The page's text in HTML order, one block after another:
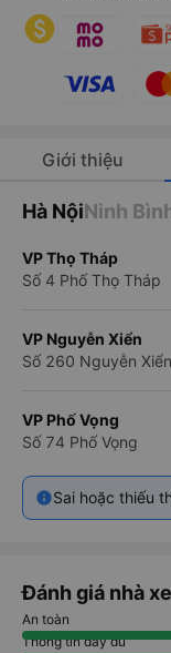
Giới thiệu
Hà NộiNinh
VP Thọ Tháp
Số 4 Phố Thọ Tháp
VP Nguyễn Xiển
Số 260 Nguyễn Xiển
VP Phố Vọng
Số 74 Phố Vọng
Sai hoặc thiếu
Đánh giá nhà xe
An toàn
Thông tin đầy đủ